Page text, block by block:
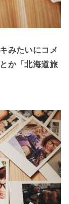
みたいにコメ
か「北海道旅